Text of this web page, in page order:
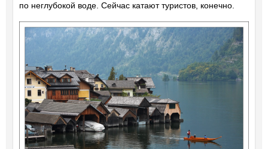
по неглубокой воде. Сейчас катают туристов, конечно.